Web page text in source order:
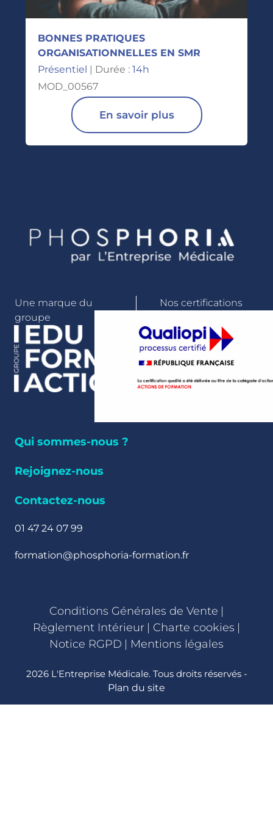
BONNES PRATIQUES
ORGANISATIONNELLES EN SMR
Présentiel
| Durée : 14h
MOD_00567
En savoir plus
Une marque du
groupe
Nos certifications
Qui sommes-nous ?
Rejoignez-nous
Contactez-nous
01 47 24 07 99
formation@phosphoria-formation.fr
Conditions Générales de Vente |
Règlement Intérieur | Charte cookies |
Notice RGPD | Mentions légales
2026 L'Entreprise Médicale. Tous droits réservés -
Plan du site